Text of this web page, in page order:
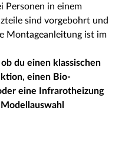
Personen in einem
sind vorgebohrt und
Montageanleitung ist im
du einen klassischen
einen Bio-
eine Infrarotheizung